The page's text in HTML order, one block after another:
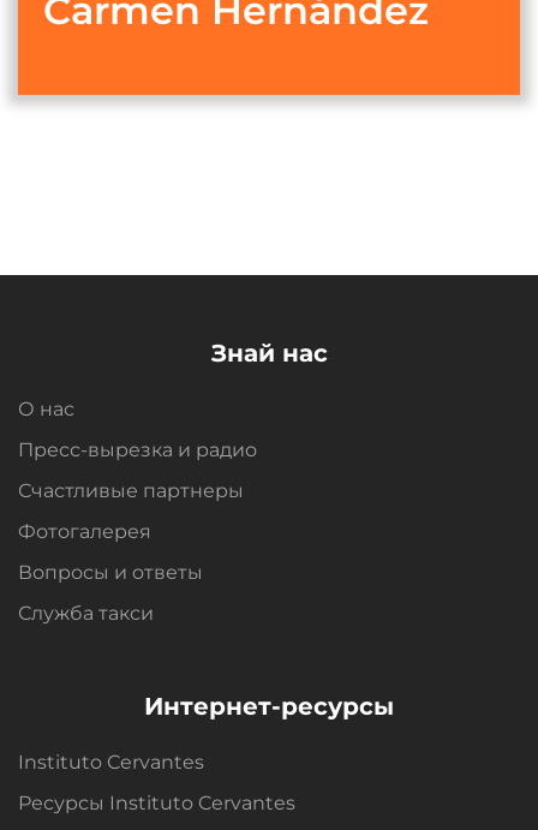
Carmen Hernández
Знай нас
О нас
Пресс-вырезка и радио
Счастливые партнеры
Фотогалерея
Вопросы и oтветы
Служба такси
Интернет-ресурсы
Instituto Cervantes
Ресурсы Instituto Cervantes